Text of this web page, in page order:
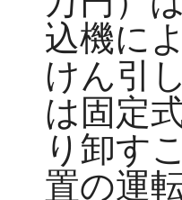
込機に
けん引
は固定
り卸す
置の運